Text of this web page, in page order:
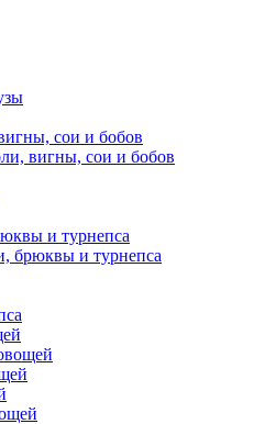
сои и бобов
вигны, сои и бобов
и турнепса
брюквы и турнепса